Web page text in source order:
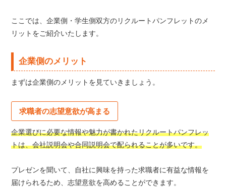
ここでは、企業側・学生側双方のリクルートパンフレットのメ
リットをご紹介いたします。
企業側のメリット
まずは企業側のメリットを見ていきましょう。
求職者の志望意欲が高まる
企業選びに必要な情報や魅力が書かれたリクルートパンフレッ
トは、会社説明会や合同説明会で配られることが多いです。
プレゼンを聞いて、自社に興味を持った求職者に有益な情報を
届けられるため、志望意欲を高めることができます。